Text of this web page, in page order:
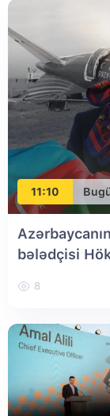
11:10
bələdçisi
8